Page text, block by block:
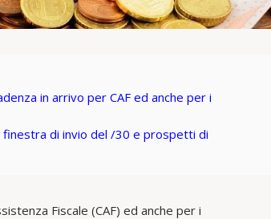
in arrivo per CAF ed anche per i
finestra di invio del /30 e prospetti di
Fiscale (CAF) ed anche per i